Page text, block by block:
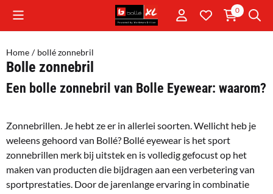
Cookievoorkeuren zijn momenteel gesloten. 0
Home / bollé zonnebril
Bolle zonnebril
Een bolle zonnebril van Bolle Eyewear: waarom?
Zonnebrillen. Je hebt ze er in allerlei soorten. Wellicht heb je
weleens gehoord van Bollé? Bollé eyewear is het sport
zonnebrillen merk bij uitstek en is volledig gefocust op het
maken van producten die bijdragen aan een verbetering van
sportprestaties. Door de jarenlange ervaring in combinatie